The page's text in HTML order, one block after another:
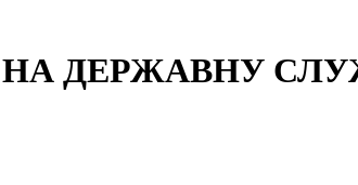
ДЕРЖАВНУ